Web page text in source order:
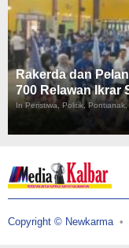
Rakerda dan
700 Relawan Ikrar
In Peristiwa, Politik,
Copyright © Newkarma